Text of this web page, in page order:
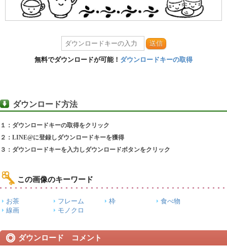
送信
無料でダウンロードが可能！ ダウンロードキーの取得
ダウンロード方法
１：ダウンロードキーの取得をクリック
２：LINE@に登録しダウンロードキーを獲得
３：ダウンロードキーを入力しダウンロードボタンをクリック
この画像のキーワード
お茶 フレーム 枠
食べ物
線画
モノクロ
ダウンロード コメント